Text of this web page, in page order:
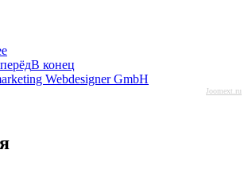
В конец
Webdesigner GmbH
Joomext.ru